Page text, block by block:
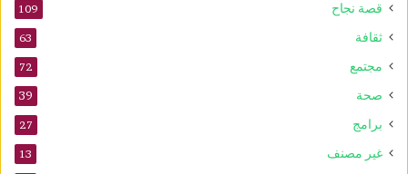
قصة نجاح 109
ثقافة 63
مجتمع 72
صحة 39
برامج 27
غير مصنف 13